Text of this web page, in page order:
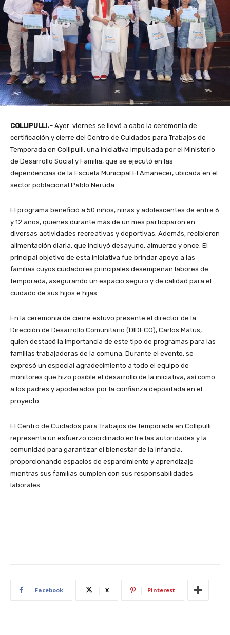
COLLIPULLI.- Ayer viernes se llevó a cabo la ceremonia de
certificación y cierre del Centro de Cuidados para Trabajos de
Temporada en Collipulli, una iniciativa impulsada por el Ministerio
de Desarrollo Social y Familia, que se ejecutó en las
dependencias de la Escuela Municipal El Amanecer, ubicada en el
sector poblacional Pablo Neruda.
El programa benefició a 50 niños, niñas y adolescentes de entre 6
y 12 años, quienes durante más de un mes participaron en
diversas actividades recreativas y deportivas. Además, recibieron
alimentación diaria, que incluyó desayuno, almuerzo y once. El
principal objetivo de esta iniciativa fue brindar apoyo a las
familias cuyos cuidadores principales desempeñan labores de
temporada, asegurando un espacio seguro y de calidad para el
cuidado de sus hijos e hijas.
En la ceremonia de cierre estuvo presente el director de la
Dirección de Desarrollo Comunitario (DIDECO), Carlos Matus,
quien destacó la importancia de este tipo de programas para las
familias trabajadoras de la comuna. Durante el evento, se
expresó un especial agradecimiento a todo el equipo de
monitores que hizo posible el desarrollo de la iniciativa, así como
a los padres y apoderados por la confianza depositada en el
proyecto.
El Centro de Cuidados para Trabajos de Temporada en Collipulli
representa un esfuerzo coordinado entre las autoridades y la
comunidad para garantizar el bienestar de la infancia,
proporcionando espacios de esparcimiento y aprendizaje
mientras sus familias cumplen con sus responsabilidades
laborales.
Facebook X Pinterest